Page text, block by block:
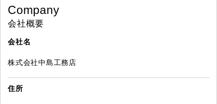
Company
会社概要
会社名
株式会社中島工務店
住所